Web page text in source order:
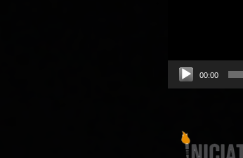
00:00